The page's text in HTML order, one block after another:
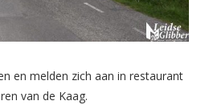
en melden zich aan in restaurant
van de Kaag.